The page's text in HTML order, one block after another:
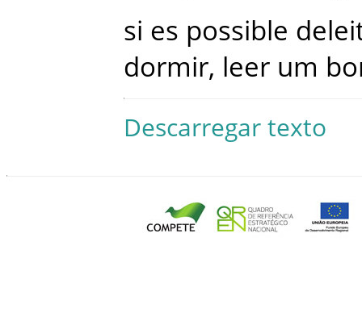
si es possible
dormir, leer um
Descarregar texto